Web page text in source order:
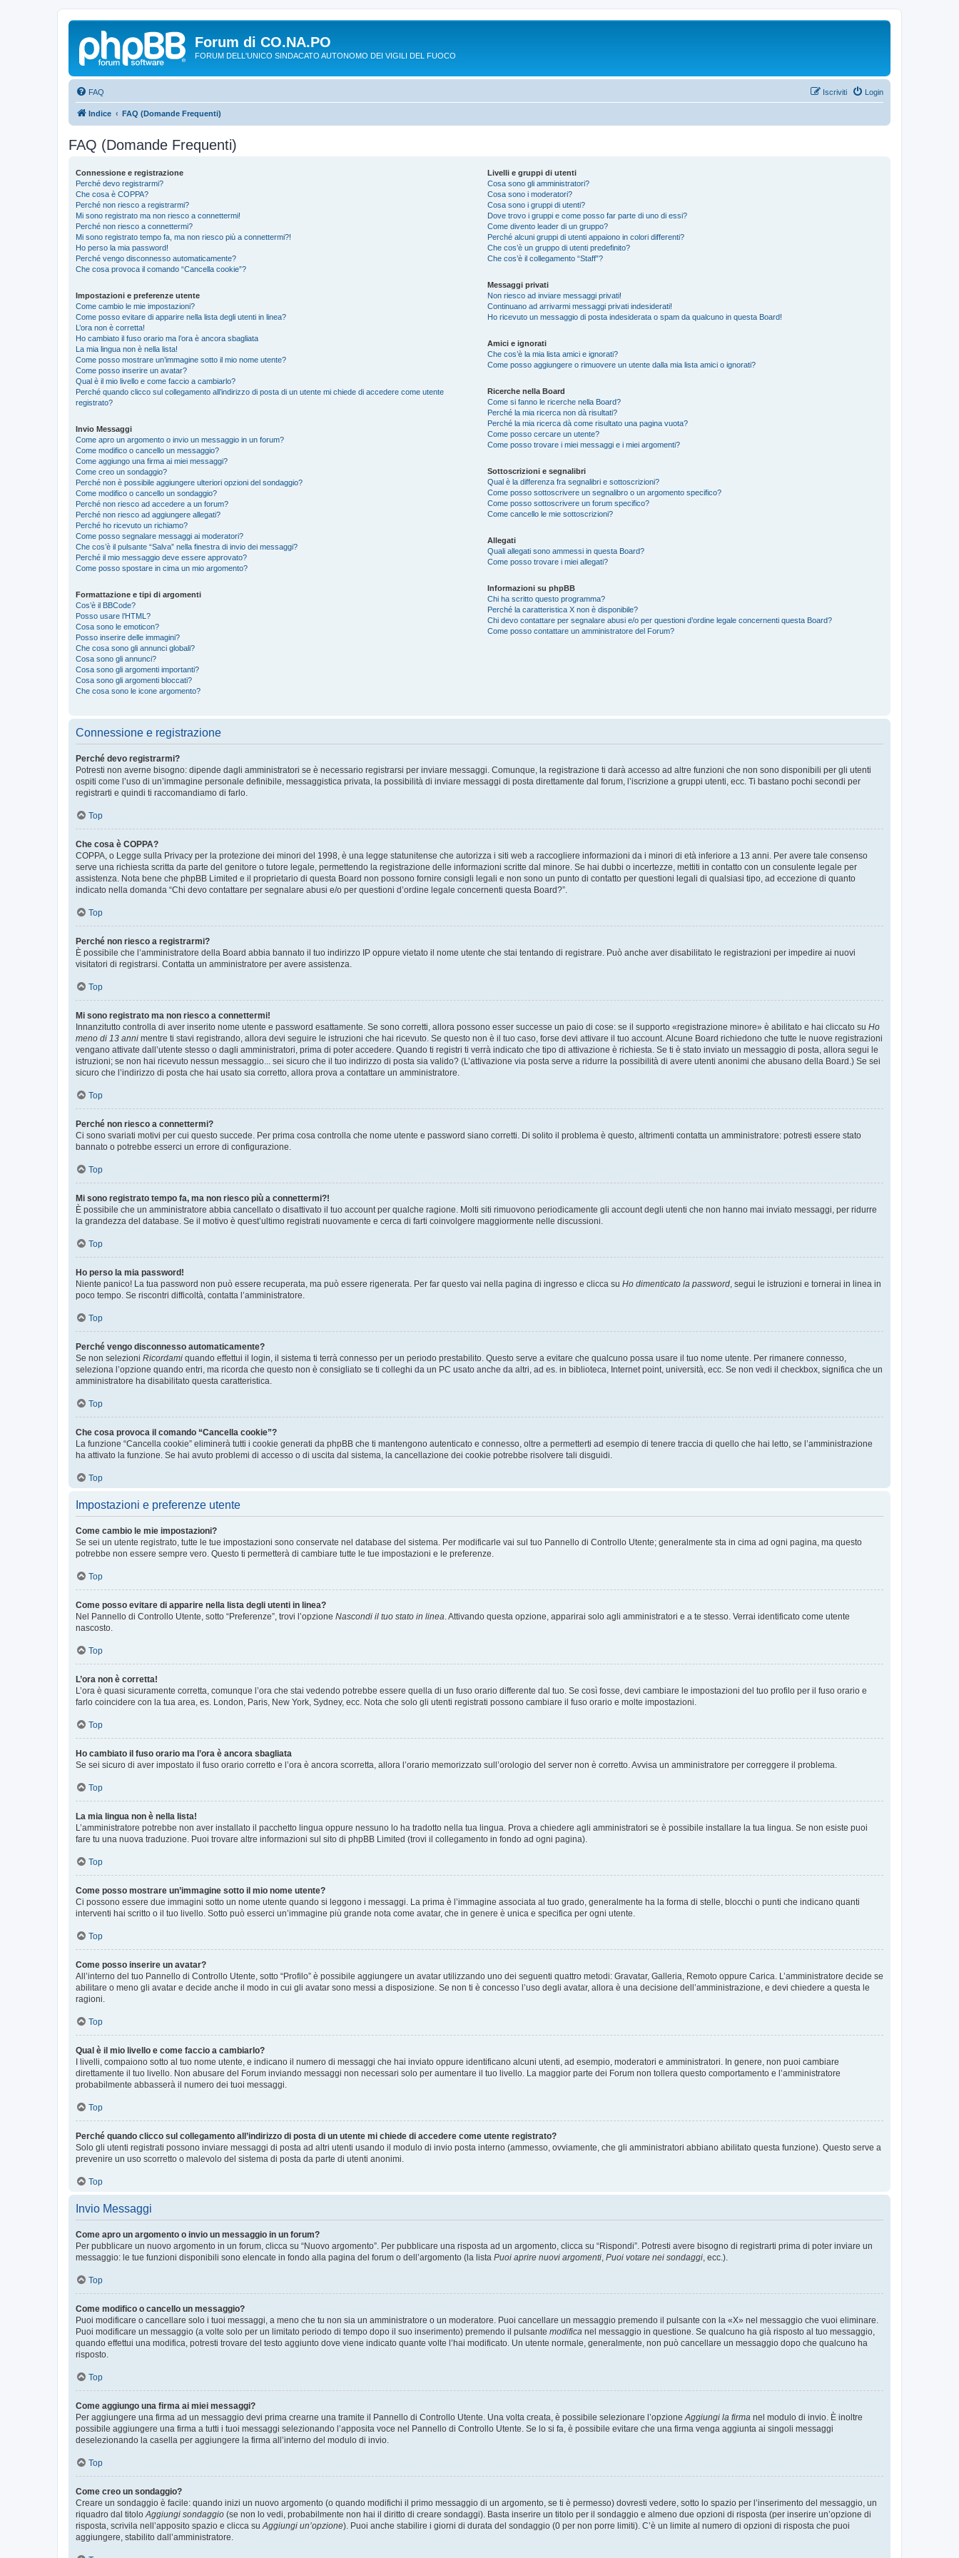
Forum di CO.NA.PO
FORUM DELL'UNICO SINDACATO AUTONOMO DEI VIGILI DEL FUOCO
FAQ Login
Iscriviti
Indice FAQ (Domande Frequenti)
FAQ (Domande Frequenti)
Connessione e registrazione
Perché devo registrarmi?
Che cosa è COPPA?
Perché non riesco a registrarmi?
Mi sono registrato ma non riesco a connettermi!
Perché non riesco a connettermi?
Mi sono registrato tempo fa, ma non riesco più a connettermi?!
Ho perso la mia password!
Perché vengo disconnesso automaticamente?
Che cosa provoca il comando “Cancella cookie”?
Impostazioni e preferenze utente
Come cambio le mie impostazioni?
Come posso evitare di apparire nella lista degli utenti in linea?
L’ora non è corretta!
Ho cambiato il fuso orario ma l’ora è ancora sbagliata
La mia lingua non è nella lista!
Come posso mostrare un’immagine sotto il mio nome utente?
Come posso inserire un avatar?
Qual è il mio livello e come faccio a cambiarlo?
Perché quando clicco sul collegamento all’indirizzo di posta di un utente mi chiede di accedere come utente
registrato?
Invio Messaggi
Come apro un argomento o invio un messaggio in un forum?
Come modifico o cancello un messaggio?
Come aggiungo una firma ai miei messaggi?
Come creo un sondaggio?
Perché non è possibile aggiungere ulteriori opzioni del sondaggio?
Come modifico o cancello un sondaggio?
Perché non riesco ad accedere a un forum?
Perché non riesco ad aggiungere allegati?
Perché ho ricevuto un richiamo?
Come posso segnalare messaggi ai moderatori?
Che cos’è il pulsante “Salva” nella finestra di invio dei messaggi?
Perché il mio messaggio deve essere approvato?
Come posso spostare in cima un mio argomento?
Formattazione e tipi di argomenti
Cos’è il BBCode?
Posso usare l’HTML?
Cosa sono le emoticon?
Posso inserire delle immagini?
Che cosa sono gli annunci globali?
Cosa sono gli annunci?
Cosa sono gli argomenti importanti?
Cosa sono gli argomenti bloccati?
Che cosa sono le icone argomento?
Livelli e gruppi di utenti
Cosa sono gli amministratori?
Cosa sono i moderatori?
Cosa sono i gruppi di utenti?
Dove trovo i gruppi e come posso far parte di uno di essi?
Come divento leader di un gruppo?
Perché alcuni gruppi di utenti appaiono in colori differenti?
Che cos’è un gruppo di utenti predefinito?
Che cos’è il collegamento “Staff”?
Messaggi privati
Non riesco ad inviare messaggi privati!
Continuano ad arrivarmi messaggi privati indesiderati!
Ho ricevuto un messaggio di posta indesiderata o spam da qualcuno in questa Board!
Amici e ignorati
Che cos’è la mia lista amici e ignorati?
Come posso aggiungere o rimuovere un utente dalla mia lista amici o ignorati?
Ricerche nella Board
Come si fanno le ricerche nella Board?
Perché la mia ricerca non dà risultati?
Perché la mia ricerca dà come risultato una pagina vuota?
Come posso cercare un utente?
Come posso trovare i miei messaggi e i miei argomenti?
Sottoscrizioni e segnalibri
Qual è la differenza fra segnalibri e sottoscrizioni?
Come posso sottoscrivere un segnalibro o un argomento specifico?
Come posso sottoscrivere un forum specifico?
Come cancello le mie sottoscrizioni?
Allegati
Quali allegati sono ammessi in questa Board?
Come posso trovare i miei allegati?
Informazioni su phpBB
Chi ha scritto questo programma?
Perché la caratteristica X non è disponibile?
Chi devo contattare per segnalare abusi e/o per questioni d’ordine legale concernenti questa Board?
Come posso contattare un amministratore del Forum?
Connessione e registrazione
Perché devo registrarmi?
Potresti non averne bisogno: dipende dagli amministratori se è necessario registrarsi per inviare messaggi. Comunque, la registrazione ti darà accesso ad altre funzioni che non sono disponibili per gli utenti
ospiti come l’uso di un’immagine personale definibile, messaggistica privata, la possibilità di inviare messaggi di posta direttamente dal forum, l’iscrizione a gruppi utenti, ecc. Ti bastano pochi secondi per
registrarti e quindi ti raccomandiamo di farlo.
Top
Che cosa è COPPA?
COPPA, o Legge sulla Privacy per la protezione dei minori del 1998, è una legge statunitense che autorizza i siti web a raccogliere informazioni da i minori di età inferiore a 13 anni. Per avere tale consenso
serve una richiesta scritta da parte del genitore o tutore legale, permettendo la registrazione delle informazioni scritte dal minore. Se hai dubbi o incertezze, mettiti in contatto con un consulente legale per
assistenza. Nota bene che phpBB Limited e il proprietario di questa Board non possono fornire consigli legali e non sono un punto di contatto per questioni legali di qualsiasi tipo, ad eccezione di quanto
indicato nella domanda “Chi devo contattare per segnalare abusi e/o per questioni d’ordine legale concernenti questa Board?”.
Top
Perché non riesco a registrarmi?
È possibile che l’amministratore della Board abbia bannato il tuo indirizzo IP oppure vietato il nome utente che stai tentando di registrare. Può anche aver disabilitato le registrazioni per impedire ai nuovi
visitatori di registrarsi. Contatta un amministratore per avere assistenza.
Top
Mi sono registrato ma non riesco a connettermi!
Innanzitutto controlla di aver inserito nome utente e password esattamente. Se sono corretti, allora possono esser successe un paio di cose: se il supporto «registrazione minore» è abilitato e hai cliccato su Ho
meno di 13 anni mentre ti stavi registrando, allora devi seguire le istruzioni che hai ricevuto. Se questo non è il tuo caso, forse devi attivare il tuo account. Alcune Board richiedono che tutte le nuove registrazioni
vengano attivate dall’utente stesso o dagli amministratori, prima di poter accedere. Quando ti registri ti verrà indicato che tipo di attivazione è richiesta. Se ti è stato inviato un messaggio di posta, allora segui le
istruzioni; se non hai ricevuto nessun messaggio... sei sicuro che il tuo indirizzo di posta sia valido? (L’attivazione via posta serve a ridurre la possibilità di avere utenti anonimi che abusano della Board.) Se sei
sicuro che l’indirizzo di posta che hai usato sia corretto, allora prova a contattare un amministratore.
Top
Perché non riesco a connettermi?
Ci sono svariati motivi per cui questo succede. Per prima cosa controlla che nome utente e password siano corretti. Di solito il problema è questo, altrimenti contatta un amministratore: potresti essere stato
bannato o potrebbe esserci un errore di configurazione.
Top
Mi sono registrato tempo fa, ma non riesco più a connettermi?!
È possibile che un amministratore abbia cancellato o disattivato il tuo account per qualche ragione. Molti siti rimuovono periodicamente gli account degli utenti che non hanno mai inviato messaggi, per ridurre
la grandezza del database. Se il motivo è quest’ultimo registrati nuovamente e cerca di farti coinvolgere maggiormente nelle discussioni.
Top
Ho perso la mia password!
Niente panico! La tua password non può essere recuperata, ma può essere rigenerata. Per far questo vai nella pagina di ingresso e clicca su Ho dimenticato la password , segui le istruzioni e tornerai in linea in
poco tempo. Se riscontri difficoltà, contatta l’amministratore.
Top
Perché vengo disconnesso automaticamente?
Se non selezioni Ricordami quando effettui il login, il sistema ti terrà connesso per un periodo prestabilito. Questo serve a evitare che qualcuno possa usare il tuo nome utente. Per rimanere connesso,
seleziona l’opzione quando entri, ma ricorda che questo non è consigliato se ti colleghi da un PC usato anche da altri, ad es. in biblioteca, Internet point, università, ecc. Se non vedi il checkbox, significa che un
amministratore ha disabilitato questa caratteristica.
Top
Che cosa provoca il comando “Cancella cookie”?
La funzione “Cancella cookie” eliminerà tutti i cookie generati da phpBB che ti mantengono autenticato e connesso, oltre a permetterti ad esempio di tenere traccia di quello che hai letto, se l’amministrazione
ha attivato la funzione. Se hai avuto problemi di accesso o di uscita dal sistema, la cancellazione dei cookie potrebbe risolvere tali disguidi.
Top
Impostazioni e preferenze utente
Come cambio le mie impostazioni?
Se sei un utente registrato, tutte le tue impostazioni sono conservate nel database del sistema. Per modificarle vai sul tuo Pannello di Controllo Utente; generalmente sta in cima ad ogni pagina, ma questo
potrebbe non essere sempre vero. Questo ti permetterà di cambiare tutte le tue impostazioni e le preferenze.
Top
Come posso evitare di apparire nella lista degli utenti in linea?
Nel Pannello di Controllo Utente, sotto “Preferenze”, trovi l’opzione Nascondi il tuo stato in linea . Attivando questa opzione, apparirai solo agli amministratori e a te stesso. Verrai identificato come utente
nascosto.
Top
L’ora non è corretta!
L’ora è quasi sicuramente corretta, comunque l’ora che stai vedendo potrebbe essere quella di un fuso orario differente dal tuo. Se così fosse, devi cambiare le impostazioni del tuo profilo per il fuso orario e
farlo coincidere con la tua area, es. London, Paris, New York, Sydney, ecc. Nota che solo gli utenti registrati possono cambiare il fuso orario e molte impostazioni.
Top
Ho cambiato il fuso orario ma l’ora è ancora sbagliata
Se sei sicuro di aver impostato il fuso orario corretto e l’ora è ancora scorretta, allora l’orario memorizzato sull’orologio del server non è corretto. Avvisa un amministratore per correggere il problema.
Top
La mia lingua non è nella lista!
L’amministratore potrebbe non aver installato il pacchetto lingua oppure nessuno lo ha tradotto nella tua lingua. Prova a chiedere agli amministratori se è possibile installare la tua lingua. Se non esiste puoi
fare tu una nuova traduzione. Puoi trovare altre informazioni sul sito di phpBB Limited (trovi il collegamento in fondo ad ogni pagina).
Top
Come posso mostrare un’immagine sotto il mio nome utente?
Ci possono essere due immagini sotto un nome utente quando si leggono i messaggi. La prima è l’immagine associata al tuo grado, generalmente ha la forma di stelle, blocchi o punti che indicano quanti
interventi hai scritto o il tuo livello. Sotto può esserci un’immagine più grande nota come avatar, che in genere è unica e specifica per ogni utente.
Top
Come posso inserire un avatar?
All’interno del tuo Pannello di Controllo Utente, sotto “Profilo” è possibile aggiungere un avatar utilizzando uno dei seguenti quattro metodi: Gravatar, Galleria, Remoto oppure Carica. L’amministratore decide se
abilitare o meno gli avatar e decide anche il modo in cui gli avatar sono messi a disposizione. Se non ti è concesso l’uso degli avatar, allora è una decisione dell’amministrazione, e devi chiedere a questa le
ragioni.
Top
Qual è il mio livello e come faccio a cambiarlo?
I livelli, compaiono sotto al tuo nome utente, e indicano il numero di messaggi che hai inviato oppure identificano alcuni utenti, ad esempio, moderatori e amministratori. In genere, non puoi cambiare
direttamente il tuo livello. Non abusare del Forum inviando messaggi non necessari solo per aumentare il tuo livello. La maggior parte dei Forum non tollera questo comportamento e l’amministratore
probabilmente abbasserà il numero dei tuoi messaggi.
Top
Perché quando clicco sul collegamento all’indirizzo di posta di un utente mi chiede di accedere come utente registrato?
Solo gli utenti registrati possono inviare messaggi di posta ad altri utenti usando il modulo di invio posta interno (ammesso, ovviamente, che gli amministratori abbiano abilitato questa funzione). Questo serve a
prevenire un uso scorretto o malevolo del sistema di posta da parte di utenti anonimi.
Top
Invio Messaggi
Come apro un argomento o invio un messaggio in un forum?
Per pubblicare un nuovo argomento in un forum, clicca su “Nuovo argomento”. Per pubblicare una risposta ad un argomento, clicca su “Rispondi”. Potresti avere bisogno di registrarti prima di poter inviare un
messaggio: le tue funzioni disponibili sono elencate in fondo alla pagina del forum o dell’argomento (la lista Puoi aprire nuovi argomenti Puoi votare nei sondaggi , ecc.).
Top
Come modifico o cancello un messaggio?
Puoi modificare o cancellare solo i tuoi messaggi, a meno che tu non sia un amministratore o un moderatore. Puoi cancellare un messaggio premendo il pulsante con la «X» nel messaggio che vuoi eliminare.
Puoi modificare un messaggio (a volte solo per un limitato periodo di tempo dopo il suo inserimento) premendo il pulsante modifica nel messaggio in questione. Se qualcuno ha già risposto al tuo messaggio,
quando effettui una modifica, potresti trovare del testo aggiunto dove viene indicato quante volte l’hai modificato. Un utente normale, generalmente, non può cancellare un messaggio dopo che qualcuno ha
risposto.
Top
Come aggiungo una firma ai miei messaggi?
Per aggiungere una firma ad un messaggio devi prima crearne una tramite il Pannello di Controllo Utente. Una volta creata, è possibile selezionare l’opzione Aggiungi la firma nel modulo di invio. È inoltre
possibile aggiungere una firma a tutti i tuoi messaggi selezionando l’apposita voce nel Pannello di Controllo Utente. Se lo si fa, è possibile evitare che una firma venga aggiunta ai singoli messaggi
deselezionando la casella per aggiungere la firma all’interno del modulo di invio.
Top
Come creo un sondaggio?
Creare un sondaggio è facile: quando inizi un nuovo argomento (o quando modifichi il primo messaggio di un argomento, se ti è permesso) dovresti vedere, sotto lo spazio per l’inserimento del messaggio, un
riquadro dal titolo Aggiungi sondaggio (se non lo vedi, probabilmente non hai il diritto di creare sondaggi). Basta inserire un titolo per il sondaggio e almeno due opzioni di risposta (per inserire un’opzione di
risposta, scrivila nell’apposito spazio e clicca su Aggiungi un’opzione). Puoi anche stabilire i giorni di durata del sondaggio (0 per non porre limiti). C’è un limite al numero di opzioni di risposta che puoi
aggiungere, stabilito dall’amministratore.